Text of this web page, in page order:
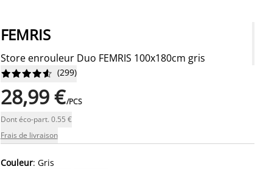
FEMRIS
Store enrouleur Duo FEMRIS 100x180cm gris





 (299)
28,99 €/PCS
Dont éco-part. 0.55 €
Frais de livraison
Couleur: Gris